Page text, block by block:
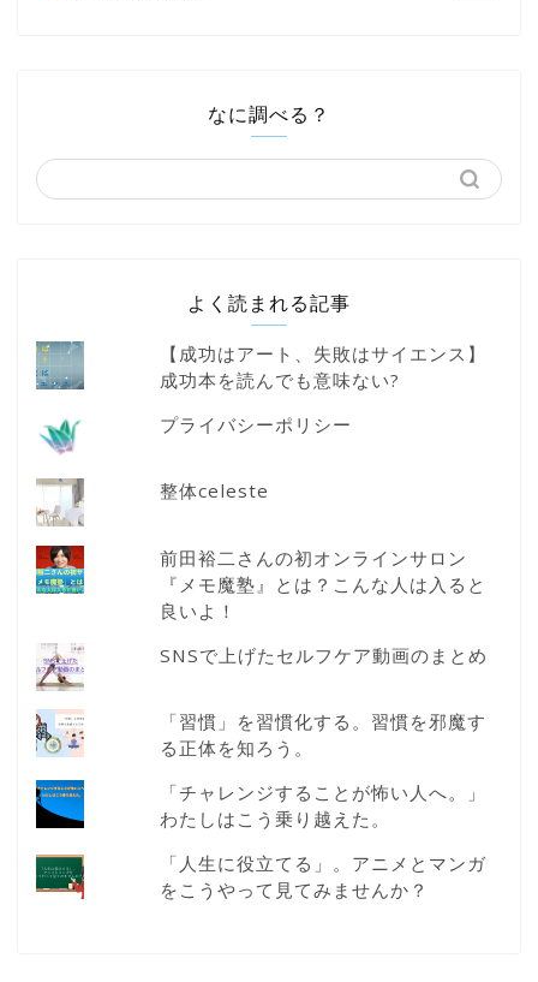
なに調べる？
よく読まれる記事
【成功はアート、失敗はサイエンス】
成功本を読んでも意味ない?
プライバシーポリシー
整体celeste
前田裕二さんの初オンラインサロン
『メモ魔塾』とは？こんな人は入ると
良いよ！
SNSで上げたセルフケア動画のまとめ
「習慣」を習慣化する。習慣を邪魔す
る正体を知ろう。
「チャレンジすることが怖い人へ。」
わたしはこう乗り越えた。
「人生に役立てる」。アニメとマンガ
をこうやって見てみませんか？